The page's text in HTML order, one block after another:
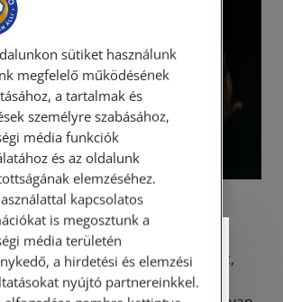
kizáró ok
akkor tud valaki elkövetni, ha az,
egészében kimeríti valamelyik
ügyfélfogadás
sütiket használunk
megfelelő működésének
a tartalmak és
személyre szabásához,
média funkciók
és az oldalunk
elemzéséhez.
kapcsolatos
is megosztunk a
média területén
a hirdetési és elemzési
nyújtó partnereinkkel.